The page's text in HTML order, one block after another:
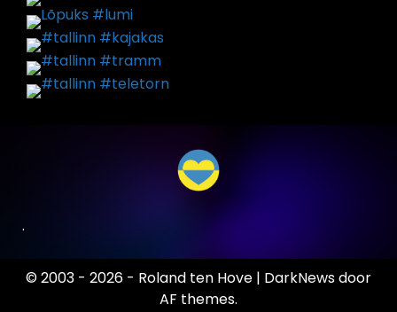
.
© 2003 - 2026 - Roland ten Hove | DarkNewsdoor
AF themes.